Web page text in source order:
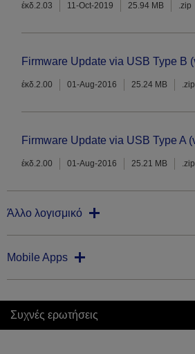
έκδ.2.03 11-Oct-2019 25.94 MB .zip
Firmware Update via USB Type B
έκδ.2.00 01-Aug-2016 25.24 MB .zip
Firmware Update via USB Type A
έκδ.2.00 01-Aug-2016 25.21 MB .zip
Άλλο λογισμικό
Mobile Apps
Συχνές ερωτήσεις